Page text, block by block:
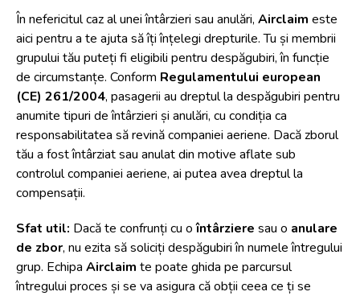
În nefericitul caz al unei întârzieri sau anulări, Airclaim este
aici pentru a te ajuta să îți înțelegi drepturile. Tu și membrii
grupului tău puteți fi eligibili pentru despăgubiri, în funcție
de circumstanțe. Conform Regulamentului european
(CE) 261/2004, pasagerii au dreptul la despăgubiri pentru
anumite tipuri de întârzieri și anulări, cu condiția ca
responsabilitatea să revină companiei aeriene. Dacă zborul
tău a fost întârziat sau anulat din motive aflate sub
controlul companiei aeriene, ai putea avea dreptul la
compensații.
Sfat util: Dacă te confrunți cu o întârziere sau o anulare
de zbor, nu ezita să soliciți despăgubiri în numele întregului
grup. Echipa Airclaim te poate ghida pe parcursul
întregului proces și se va asigura că obții ceea ce ți se